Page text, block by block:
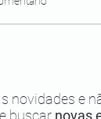
novidades e
buscar novas